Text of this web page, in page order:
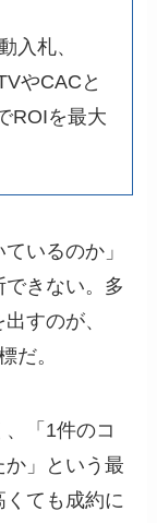
入札、
やCACと
ROIを最大
いるのか」
できない。多
すのが、
だ。
「1件のコ
か」という最
ても成約に